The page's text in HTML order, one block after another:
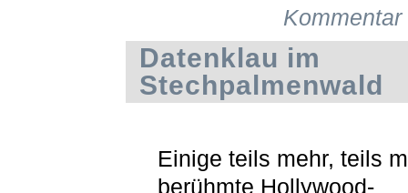
Datenklau im
Stechpalmenwald
Einige teils mehr, teils
berühmte Hollywood-